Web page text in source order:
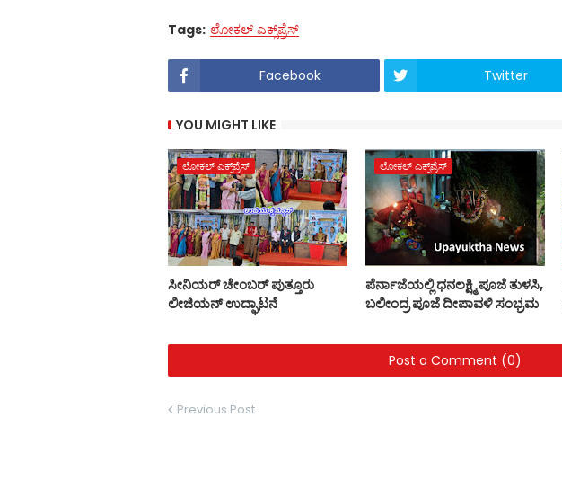
Tags: ಲೋಕಲ್ ಎಕ್ಸ್‌ಪ್ರೆಸ್
Facebook Twitter
YOU MIGHT LIKE
ಲೋಕಲ್ ಎಕ್ಸ್‌ಪ್ರೆಸ್
ಸೀನಿಯರ್ ಚೇಂಬರ್ ಪುತ್ತೂರು
ಲೀಜಿಯನ್ ಉದ್ಘಾಟನೆ
ಲೋಕಲ್ ಎಕ್ಸ್‌ಪ್ರೆಸ್
ಪೆರ್ನಾಜೆಯಲ್ಲಿ ಧನಲಕ್ಷ್ಮಿ ಪೂಜೆ ತುಳಸಿ,
ಬಲೀಂದ್ರ ಪೂಜೆ ದೀಪಾವಳಿ ಸಂಭ್ರಮ
Post a Comment (0)
Previous Post